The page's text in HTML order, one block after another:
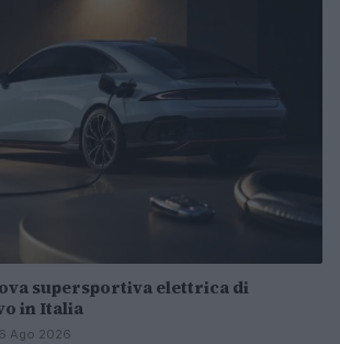
supersportiva elettrica di
in Italia
Ago 2026